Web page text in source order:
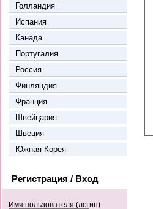
Голландия
Испания
Канада
Португалия
Россия
Финляндия
Франция
Швейцария
Швеция
Южная Корея
Регистрация / Вход
Имя пользователя (логин)